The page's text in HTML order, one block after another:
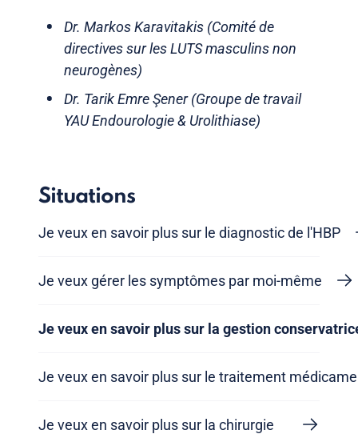
Dr. Markos Karavitakis (Comité de
directives sur les LUTS masculins non
neurogènes)
Dr. Tarik Emre Şener (Groupe de travail
YAU Endourologie & Urolithiase)
Situations
Je veux en savoir plus sur le diagnostic de l'HBP
Je veux gérer les symptômes par moi-même
Je veux en savoir plus sur la gestion
Je veux en savoir plus sur le traitement
Je veux en savoir plus sur la chirurgie